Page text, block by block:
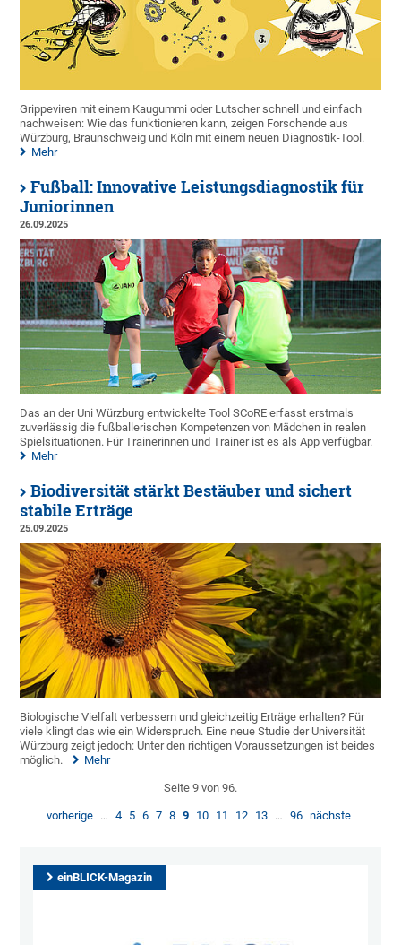
Grippeviren mit einem Kaugummi oder Lutscher schnell und einfach
nachweisen: Wie das funktionieren kann, zeigen Forschende aus
Würzburg, Braunschweig und Köln mit einem neuen Diagnostik-Tool.
Mehr
Fußball: Innovative Leistungsdiagnostik für
Juniorinnen
26.09.2025
Das an der Uni Würzburg entwickelte Tool SCoRE erfasst erstmals
zuverlässig die fußballerischen Kompetenzen von Mädchen in realen
Spielsituationen. Für Trainerinnen und Trainer ist es als App verfügbar.
Mehr
Biodiversität stärkt Bestäuber und sichert
stabile Erträge
25.09.2025
Biologische Vielfalt verbessern und gleichzeitig Erträge erhalten? Für
viele klingt das wie ein Widerspruch. Eine neue Studie der Universität
Würzburg zeigt jedoch: Unter den richtigen Voraussetzungen ist beides
möglich.
Mehr
Seite 9 von 96.
vorherige … 4 5 6 7 8 9 10 11 12 13 … 96 nächste
einBLICK-Magazin